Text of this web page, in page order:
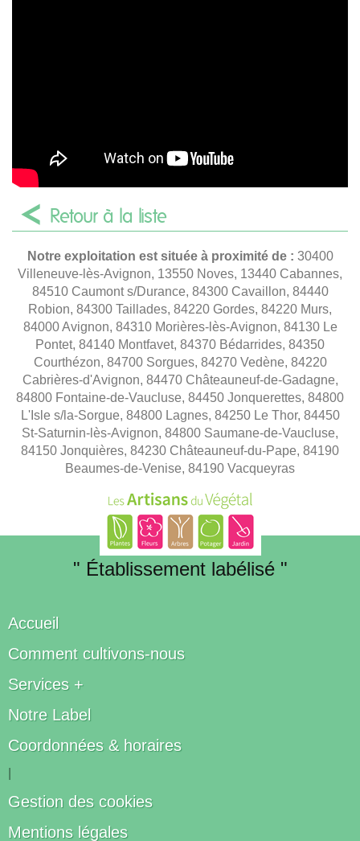
Retour à la liste
Notre exploitation est située à proximité de : 30400
Villeneuve-lès-Avignon, 13550 Noves, 13440 Cabannes,
84510 Caumont s/Durance, 84300 Cavaillon, 84440
Robion, 84300 Taillades, 84220 Gordes, 84220 Murs,
84000 Avignon, 84310 Morières-lès-Avignon, 84130 Le
Pontet, 84140 Montfavet, 84370 Bédarrides, 84350
Courthézon, 84700 Sorgues, 84270 Vedène, 84220
Cabrières-d'Avignon, 84470 Châteauneuf-de-Gadagne,
84800 Fontaine-de-Vaucluse, 84450 Jonquerettes, 84800
L'Isle s/la-Sorgue, 84800 Lagnes, 84250 Le Thor, 84450
St-Saturnin-lès-Avignon, 84800 Saumane-de-Vaucluse,
84150 Jonquières, 84230 Châteauneuf-du-Pape, 84190
Beaumes-de-Venise, 84190 Vacqueyras
" Établissement labélisé "
Accueil
Comment cultivons-nous
Services +
Notre Label
Coordonnées & horaires
Gestion des cookies
Mentions légales